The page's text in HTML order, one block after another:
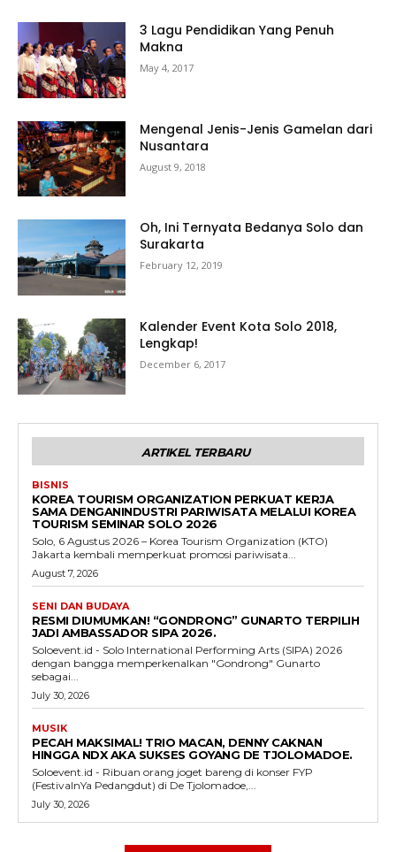
3 Lagu Pendidikan Yang Penuh
Makna
May 4, 2017
Mengenal Jenis-Jenis Gamelan dari
Nusantara
August 9, 2018
Oh, Ini Ternyata Bedanya Solo dan
Surakarta
February 12, 2019
Kalender Event Kota Solo 2018,
Lengkap!
December 6, 2017
ARTIKEL TERBARU
BISNIS
KOREA TOURISM ORGANIZATION PERKUAT KERJA
SAMA DENGANINDUSTRI PARIWISATA MELALUI KOREA
TOURISM SEMINAR SOLO 2026
Solo, 6 Agustus 2026 – Korea Tourism Organization (KTO)
Jakarta kembali memperkuat promosi pariwisata...
August 7, 2026
SENI DAN BUDAYA
RESMI DIUMUMKAN! “GONDRONG” GUNARTO TERPILIH
JADI AMBASSADOR SIPA 2026.
Soloevent.id - Solo International Performing Arts (SIPA) 2026
dengan bangga memperkenalkan "Gondrong" Gunarto
sebagai...
July 30, 2026
MUSIK
PECAH MAKSIMAL! TRIO MACAN, DENNY CAKNAN
HINGGA NDX AKA SUKSES GOYANG DE TJOLOMADOE.
Soloevent.id - Ribuan orang joget bareng di konser FYP
(FestivalnYa Pedangdut) di De Tjolomadoe,...
July 30, 2026